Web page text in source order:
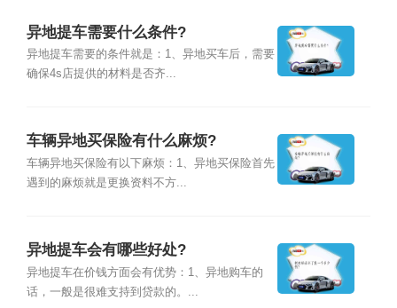
异地提车需要什么条件?
异地提车需要的条件就是：1、异地买车后，需要
确保4s店提供的材料是否齐...
车辆异地买保险有什么麻烦?
车辆异地买保险有以下麻烦：1、异地买保险首先
遇到的麻烦就是更换资料不方...
异地提车会有哪些好处?
异地提车在价钱方面会有优势：1、异地购车的
话，一般是很难支持到贷款的。...